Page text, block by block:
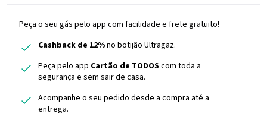
Peça o seu gás pelo app com facilidade e frete gratuito!
Cashback de 12%no botijão Ultragaz.
Peça pelo app Cartão de TODOS com toda a
segurança e sem sair de casa.
Acompanhe o seu pedido desde a compra até a
entrega.